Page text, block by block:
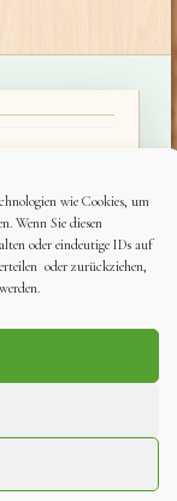
wie Cookies, um
Wenn Sie diesen
oder eindeutige IDs auf
oder zurückziehen,
Straße 5 • 74343